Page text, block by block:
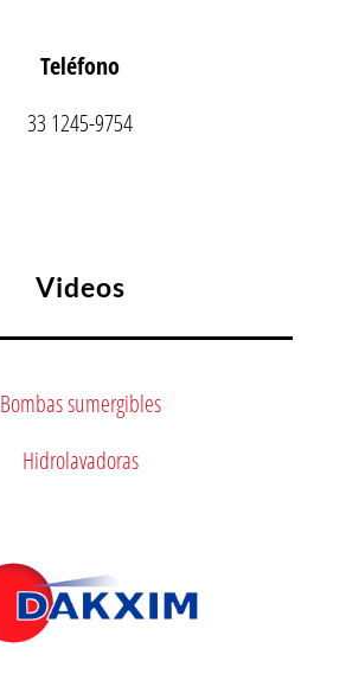
Teléfono
33 1245-9754
Videos
Bombas sumergibles
Hidrolavadoras